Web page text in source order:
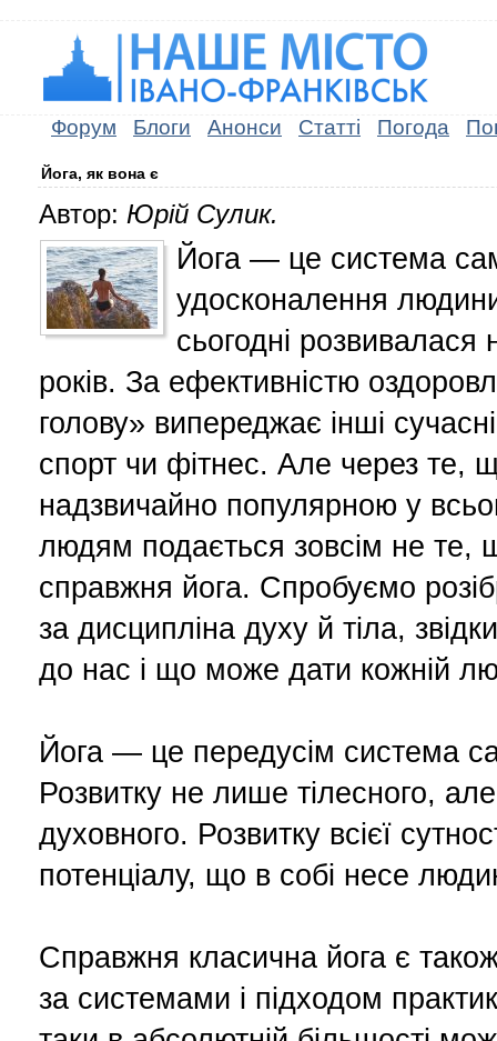
Форум Блоги Анонси Статті Погода
Йога, як вона є
Автор: Юрій Сулик.
Йога — це система
удосконалення
сьогодні розвивалася
років. За ефективністю
голову» випереджає інші
спорт чи фітнес. Але через те,
надзвичайно популярною у
людям подається зовсім не те,
справжня йога. Спробуємо
за дисципліна духу й тіла,
до нас і що може дати кожній
Йога — це передусім система
Розвитку не лише тілесного,
духовного. Розвитку всієї
потенціалу, що в собі несе
Справжня класична йога є
за системами і підходом